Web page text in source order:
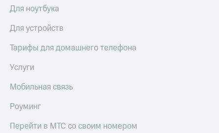
Для ноутбука
Для устройств
Тарифы для домашнего телефона
Услуги
Мобильная связь
Роуминг
Перейти в МТС со своим номером